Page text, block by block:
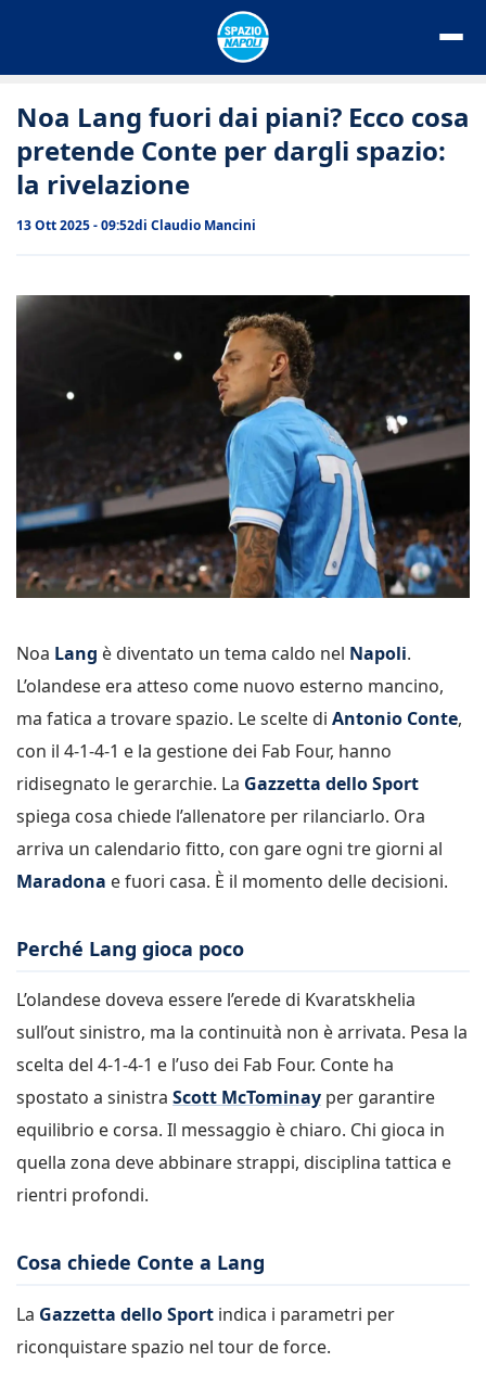
Noa Lang fuori dai piani? Ecco cosa
pretende Conte per dargli spazio:
la rivelazione
13 Ott 2025 - 09:52di Claudio Mancini
Noa Lang è diventato un tema caldo nel Napoli.
L’olandese era atteso come nuovo esterno mancino,
ma fatica a trovare spazio. Le scelte di Antonio Conte,
con il 4-1-4-1 e la gestione dei Fab Four, hanno
ridisegnato le gerarchie. La Gazzetta dello Sport
spiega cosa chiede l’allenatore per rilanciarlo. Ora
arriva un calendario fitto, con gare ogni tre giorni al
Maradona e fuori casa. È il momento delle decisioni.
Perché Lang gioca poco
L’olandese doveva essere l’erede di Kvaratskhelia
sull’out sinistro, ma la continuità non è arrivata. Pesa la
scelta del 4-1-4-1 e l’uso dei Fab Four. Conte ha
spostato a sinistra Scott McTominay per garantire
equilibrio e corsa. Il messaggio è chiaro. Chi gioca in
quella zona deve abbinare strappi, disciplina tattica e
rientri profondi.
Cosa chiede Conte a Lang
La Gazzetta dello Sport indica i parametri per
riconquistare spazio nel tour de force.